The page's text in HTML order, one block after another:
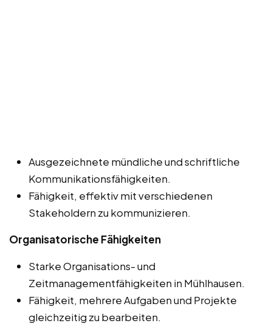
Ausgezeichnete mündliche und schriftliche
Kommunikationsfähigkeiten.
Fähigkeit, effektiv mit verschiedenen
Stakeholdern zu kommunizieren.
Organisatorische Fähigkeiten
Starke Organisations- und
Zeitmanagementfähigkeiten in Mühlhausen.
Fähigkeit, mehrere Aufgaben und Projekte
gleichzeitig zu bearbeiten.